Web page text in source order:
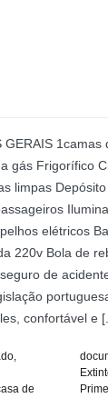
GERAIS 1camas
gás Frigorífico
limpas
elétricos
220v Bola de
de
confortável e
,
de